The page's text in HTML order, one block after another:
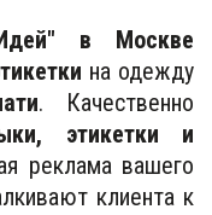
в Москве
на одежду
. Качественно
этикетки и
реклама вашего
клиента к